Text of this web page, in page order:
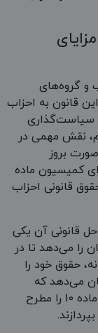
و گروه‌های
قانون به احزاب
سیاست‌گذاری
نقش مهمی در
بروز
کمیسیون ماده
قانونی احزاب
10 احزاب و مراحل قانونی آن یکی
را می‌دهد تا در
حقوق خود را
می‌دهد که
درخواست تجدیدنظر در تصمیمات کمیسیون ماده 10 را مطرح